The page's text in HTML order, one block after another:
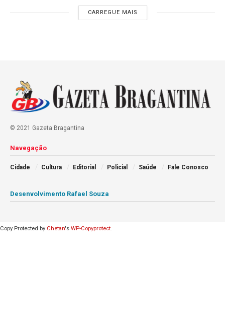
CARREGUE MAIS
© 2021 Gazeta Bragantina
Navegação
Cidade Cultura Editorial Policial Saúde Fale Conosco
Desenvolvimento Rafael Souza
Copy Protected by Chetan's WP-Copyprotect.